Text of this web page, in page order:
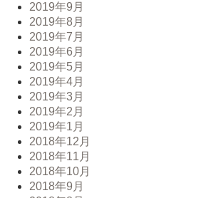
2019年9月
2019年8月
2019年7月
2019年6月
2019年5月
2019年4月
2019年3月
2019年2月
2019年1月
2018年12月
2018年11月
2018年10月
2018年9月